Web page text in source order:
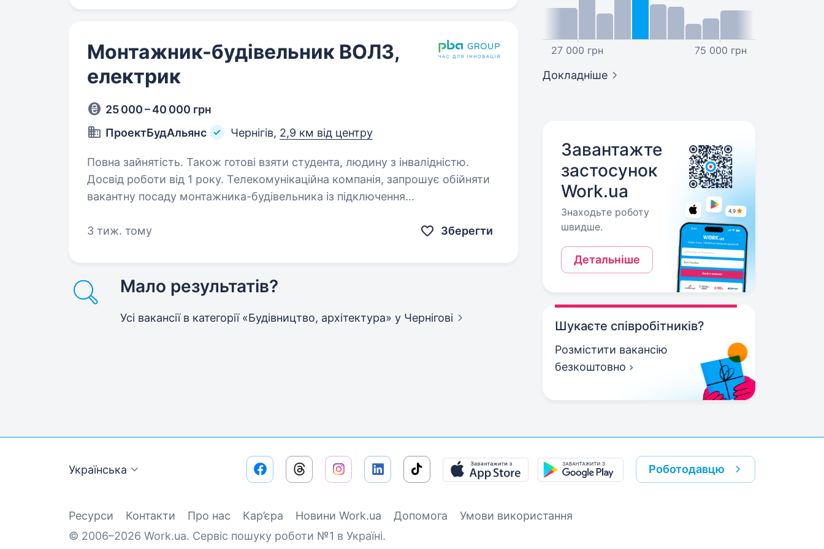
Монтажник-будівельник ВОЛЗ,
електрик
25 000 – 40 000 грн
ПроектБудАльянс
Чернігів, 2,9 км від центру
Повна зайнятість. Також готові взяти студента, людину з інвалідністю.
Досвід роботи від 1 року. Телекомунікаційна компанія, запрошує обійняти
вакантну посаду монтажника-будівельника із підключення
Вимоги: Вміння працювати з електроінструментом;…
3 тиж. тому Зберегти
Мало результатів?
Усі вакансії в категорії «Будівництво, архітектура» у Чернігові
27 000 грн 75 000 грн
Докладніше
Завантажте
застосунок
Work.ua
Знаходьте роботу
швидше.
Детальніше
Шукаєте співробітників?
Розмістити вакансію
безкоштовно
Українська Роботодавцю
Ресурси Контакти Про нас Кар’єра Новини Work.ua Допомога
Умови використання
© 2006–2026 Work.ua. Сервіс пошуку роботи №1 в Україні.